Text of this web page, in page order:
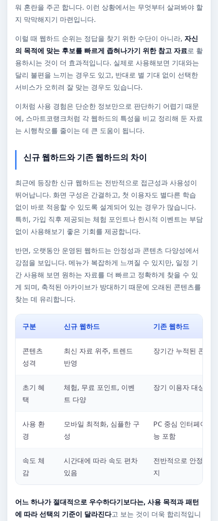
워 혼란을 주곤 합니다. 이런 상황에서는 무엇부터 살펴봐야 할
지 막막해지기 마련입니다.
이럴 때 웹하드 순위는 정답을 찾기 위한 수단이 아니라, 자신
의 목적에 맞는 후보를 빠르게 좁혀나가기 위한 참고 자료로 활
용하시는 것이 더 효과적입니다. 실제로 사용해보면 기대와는
달리 불편을 느끼는 경우도 있고, 반대로 별 기대 없이 선택한
서비스가 오히려 잘 맞는 경우도 있습니다.
이처럼 사용 경험은 단순한 정보만으로 판단하기 어렵기 때문
에, 스마트코랭크처럼 각 웹하드의 특성을 비교 정리해 둔 자료
는 시행착오를 줄이는 데 큰 도움이 됩니다.
신규 웹하드와 기존 웹하드의 차이
최근에 등장한 신규 웹하드는 전반적으로 접근성과 사용성이
뛰어납니다. 화면 구성은 간결하고, 첫 이용자도 별다른 학습
없이 바로 적응할 수 있도록 설계되어 있는 경우가 많습니다.
특히, 가입 직후 제공되는 체험 포인트나 한시적 이벤트는 부담
없이 사용해보기 좋은 기회를 제공합니다.
반면, 오랫동안 운영된 웹하드는 안정성과 콘텐츠 다양성에서
강점을 보입니다. 메뉴가 복잡하게 느껴질 수 있지만, 일정 기
간 사용해 보면 원하는 자료를 더 빠르고 정확하게 찾을 수 있
게 되며, 축적된 아카이브가 방대하기 때문에 오래된 콘텐츠를
찾는 데 유리합니다.
구분 신규 웹하드 기존 웹하드
콘텐츠
성격
최신 자료 위주, 트렌드
반영
장기간 누적된 콘텐
초기 혜
택
체험, 무료 포인트, 이벤
트 다양
장기 이용자 대상 혜
사용 환
경
모바일 최적화, 심플한 구
성
PC 중심 인터페이스,
능 포함
속도 체
감
시간대에 따라 속도 편차
있음
전반적으로 안정적
지
어느 하나가 절대적으로 우수하다기보다는, 사용 목적과 패턴
에 따라 선택의 기준이 달라진다고 보는 것이 더욱 합리적입니